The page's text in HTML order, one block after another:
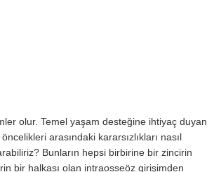
olur. Temel yaşam desteğine ihtiyaç duyan
arasındaki kararsızlıkları nasıl
Bunların hepsi birbirine bir zincirin
bir halkası olan intraosseöz girişimden